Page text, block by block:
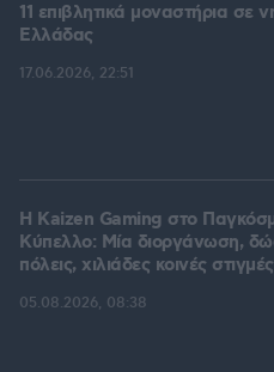
11 επιβλητικά μοναστήρια σε
Ελλάδας
17.06.2026, 22:51
H Kaizen Gaming στο
Kύπελλο: Μία διοργάνωση,
πόλεις, χιλιάδες κοινές στιγμές
05.08.2026, 08:38